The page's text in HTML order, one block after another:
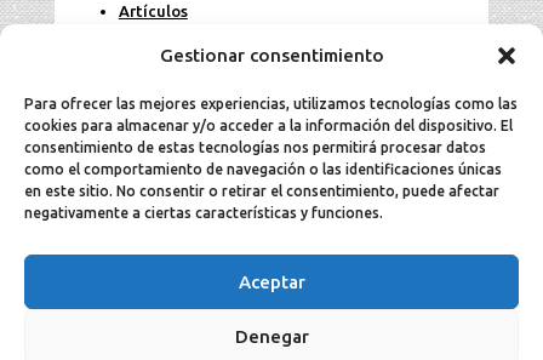
Gestionar consentimiento
Para ofrecer las mejores experiencias, utilizamos tecnologías como las
cookies para almacenar y/o acceder a la información del dispositivo. El
consentimiento de estas tecnologías nos permitirá procesar datos
como el comportamiento de navegación o las identificaciones únicas
en este sitio. No consentir o retirar el consentimiento, puede afectar
negativamente a ciertas características y funciones.
Aceptar
Denegar
Artículos
Legal
Aviso Legal
Política de privacidad